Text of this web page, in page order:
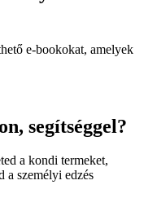
e-bookokat, amelyek
segítséggel?
a kondi termeket,
a személyi edzés